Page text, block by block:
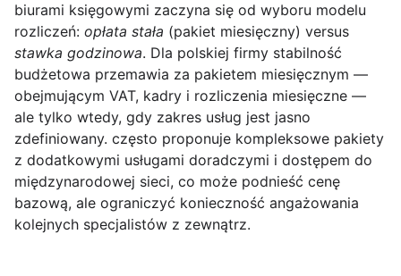
biurami księgowymi zaczyna się od wyboru modelu
rozliczeń: opłata stała (pakiet miesięczny) versus
stawka godzinowa. Dla polskiej firmy stabilność
budżetowa przemawia za pakietem miesięcznym —
obejmującym VAT, kadry i rozliczenia miesięczne —
ale tylko wtedy, gdy zakres usług jest jasno
zdefiniowany. często proponuje kompleksowe pakiety
z dodatkowymi usługami doradczymi i dostępem do
międzynarodowej sieci, co może podnieść cenę
bazową, ale ograniczyć konieczność angażowania
kolejnych specjalistów z zewnątrz.